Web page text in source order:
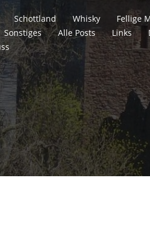
Schottland Whisky Fellige
Sonstiges Alle Posts Links